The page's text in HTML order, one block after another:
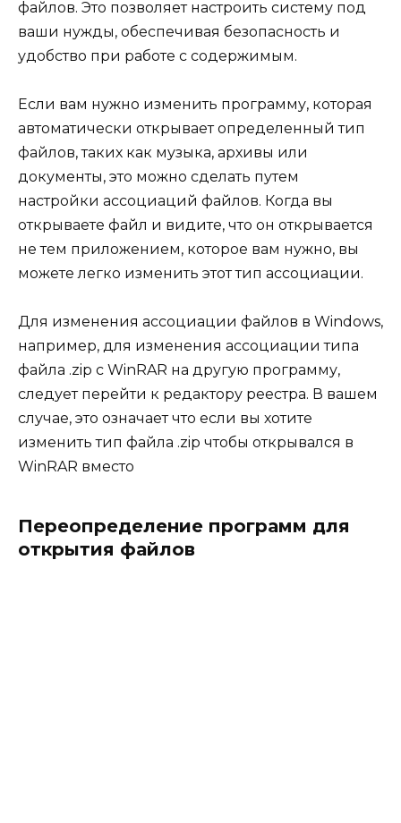
файлов. Это позволяет настроить систему под
ваши нужды, обеспечивая безопасность и
удобство при работе с содержимым.
Если вам нужно изменить программу, которая
автоматически открывает определенный тип
файлов, таких как музыка, архивы или
документы, это можно сделать путем
настройки ассоциаций файлов. Когда вы
открываете файл и видите, что он открывается
не тем приложением, которое вам нужно, вы
можете легко изменить этот тип ассоциации.
Для изменения ассоциации файлов в Windows,
например, для изменения ассоциации типа
файла .zip с WinRAR на другую программу,
следует перейти к редактору реестра. В вашем
случае, это означает что если вы хотите
изменить тип файла .zip чтобы открывался в
WinRAR вместо
Переопределение программ для
открытия файлов